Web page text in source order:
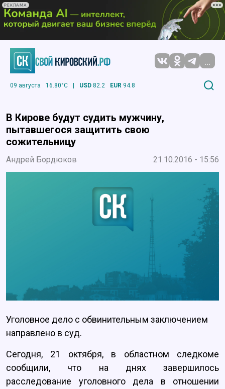
РЕКЛАМА
...
09 августа 16.80°C | USD 82.2 EUR 94.8
В Кирове будут судить мужчину,
пытавшегося защитить свою
сожительницу
Андрей Бордюков 21.10.2016 - 15:56
Уголовное дело с обвинительным заключением
направлено в суд.
Сегодня, 21 октября, в областном следкоме
сообщили, что на днях завершилось
расследование уголовного дела в отношении